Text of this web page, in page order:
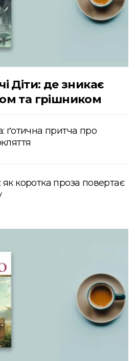
Діти: де зникає
та грішником
ґотична притча про
як коротка проза повертає